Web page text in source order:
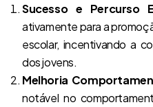
Sucesso e Percurso
ativamente para a
escolar, incentivando a
dos jovens.
Melhoria
notável no